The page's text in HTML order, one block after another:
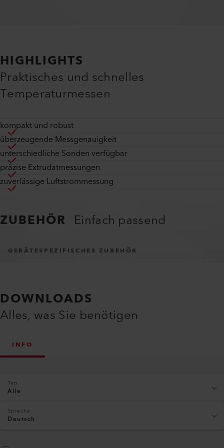
HIGHLIGHTS
Praktisches und schnelles
Temperaturmessen
kompakt und robust
überzeugende Messgenauigkeit
unterschiedliche Sonden verfügbar
präzise Extrudatmessungen
zuverlässige Luftstrommessung
ZUBEHÖR Einfach passend
GERÄTESPEZIFISCHES ZUBEHÖR
DOWNLOADS
Alles, was Sie benötigen
INFO
Typ
Alle
Sprache
Deutsch